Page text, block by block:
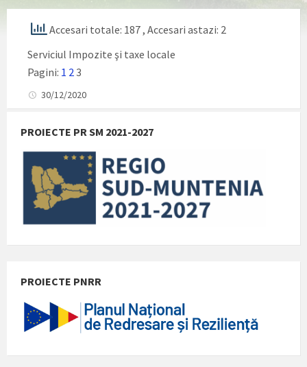
Accesari totale: 187, Accesari astazi: 2
Serviciul Impozite şi taxe locale
Pagini: 1 2 3
30/12/2020
PROIECTE PR SM 2021-2027
PROIECTE PNRR